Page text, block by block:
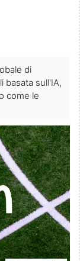
di
basata sull'IA,
come le